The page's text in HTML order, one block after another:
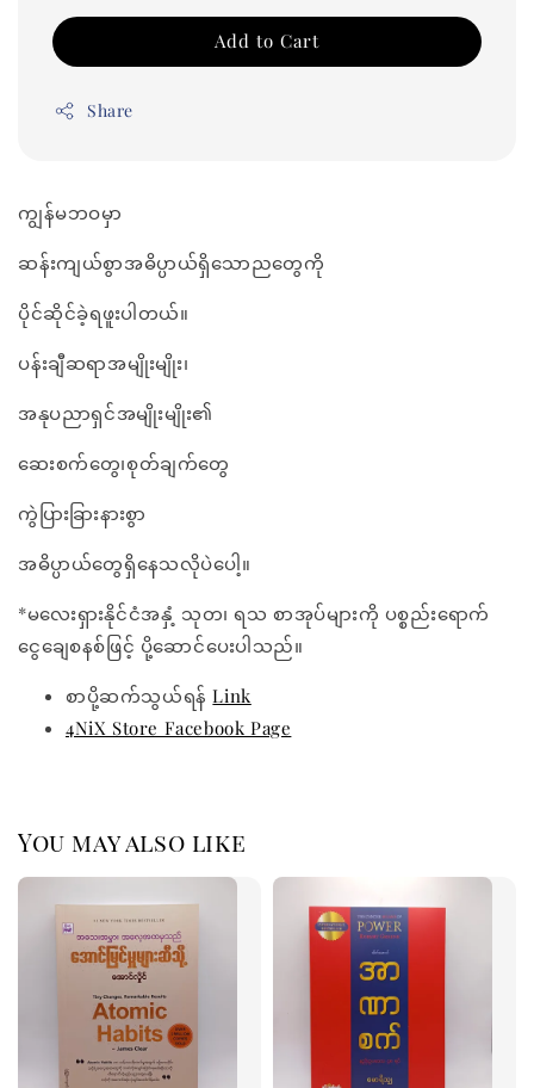
Add to Cart
Share
ကျွန်မဘဝမှာ
ဆန်းကျယ်စွာအဓိပ္ပာယ်ရှိသောညတွေကို
ပိုင်ဆိုင်ခဲ့ရဖူးပါတယ်။
ပန်းချီဆရာအမျိုးမျိုး၊
အနုပညာရှင်အမျိုးမျိုး၏
ဆေးစက်တွေ၊စုတ်ချက်တွေ
ကွဲပြားခြားနားစွာ
အဓိပ္ပာယ်တွေရှိနေသလိုပဲပေါ့။
*မလေးရှားနိုင်ငံအနှံ့ သုတ၊ ရသ စာအုပ်များကို ပစ္စည်းရောက်
ငွေချေစနစ်ဖြင့် ပို့ဆောင်ပေးပါသည်။
စာပို့ဆက်သွယ်ရန်Link
4NiX Store Facebook Page
You may also like